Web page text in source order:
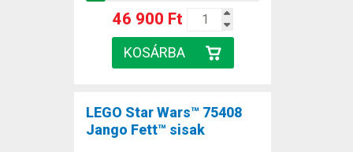
46 900 Ft
LEGO Star Wars™ 75408
Jango Fett™ sisak